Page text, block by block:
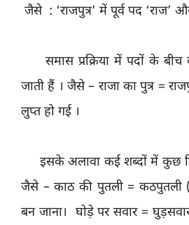
जैसे : ‘राजपुत्र’ में पूर्व पद ‘राज’
समास प्रक्रिया में पदों के बीच
जाती हैं । जैसे – राजा का पुत्र =
लुप्त हो गई ।
इसके अलावा कई शब्दों में कुछ
जैसे – काठ की पुतली = कठपुतली
बन जाना। घोड़े पर सवार =